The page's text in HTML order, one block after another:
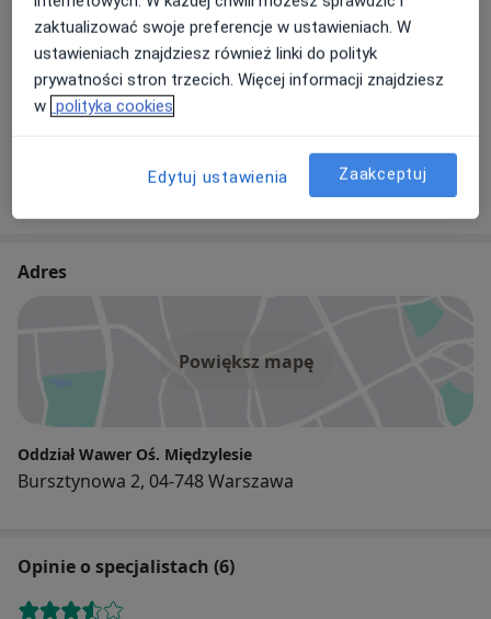
Janusz Pytlak
Chirurg
dr n. med. Grażyna Łaska
Chirurg, Chirurg naczyniowy
35 opinii
Adres
Powiększ mapę
Oddział Wawer Oś. Międzylesie
Bursztynowa 2, 04-748 Warszawa
Opinie o specjalistach (6)
zaktualizować swoje preferencje w ustawieniach. W
ustawieniach znajdziesz również linki do polityk
prywatności stron trzecich. Więcej informacji znajdziesz
w polityka cookies
Edytuj ustawienia Zaakceptuj